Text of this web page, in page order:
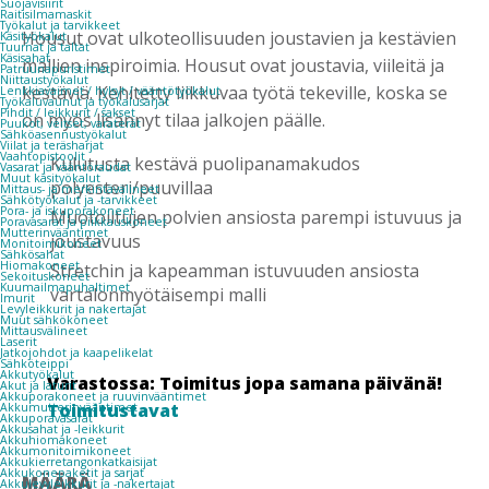
Suojavisiirit
Raitisilmamaskit
Työkalut ja tarvikkeet
Käsityökalut
Tuurnat ja taltat
Käsisahat
Patruunapuristimet
Niittaustyökalut
Lenkkiavaimet / hylsyt / vääntötyökalut
Työkaluvaunut ja työkalusarjat
Pihdit / leikkurit / sakset
Puukot, veitset, varaterät
Sähköasennustyökalut
Viilat ja teräsharjat
Vaahtopistoolit
Vasarat ja vääntöraudat
Muut käsityökalut
Mittaus- ja merkintävälineet
Sähkötyökalut ja -tarvikkeet
Pora- ja iskuporakoneet
Poravasarat ja piikkauskoneet
Mutterinvääntimet
Monitoimikoneet
Sähkösahat
Hiomakoneet
Sekoituskoneet
Kuumailmapuhaltimet
Imurit
Levyleikkurit ja nakertajat
Muut sähkökoneet
Mittausvälineet
Laserit
Jatkojohdot ja kaapelikelat
Sähköteippi
Akkutyökalut
Akut ja laturit
Akkuporakoneet ja ruuvinvääntimet
Akkumutterinvääntimet
Akkuporavasarat
Akkusahat ja -leikkurit
Akkuhiomakoneet
Akkumonitoimikoneet
Akkukierretangonkatkaisijat
Akkukonepaketit ja sarjat
Akkulevyleikkurit ja -nakertajat
Housut ovat ulkoteollisuuden joustavien ja kestävien
mallien inspiroimia. Housut ovat joustavia, viileitä ja
kestäviä. Kehitetty liikkuvaa työtä tekeville, koska se
on myös lisännyt tilaa jalkojen päälle.
Kulutusta kestävä puolipanamakudos
polyesteri/puuvillaa
Muotoiltujen polvien ansiosta parempi istuvuus ja
joustavuus
Stretchin ja kapeamman istuvuuden ansiosta
vartalonmyötäisempi malli
Varastossa: Toimitus jopa samana päivänä!
Toimitustavat
MÄÄRÄ